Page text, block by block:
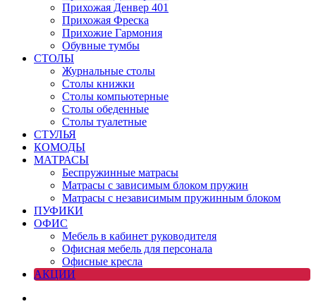
Прихожая Денвер 401
Прихожая Фреска
Прихожие Гармония
Обувные тумбы
СТОЛЫ
Журнальные столы
Столы книжки
Столы компьютерные
Столы обеденные
Столы туалетные
СТУЛЬЯ
КОМОДЫ
МАТРАСЫ
Беспружинные матрасы
Матрасы с зависимым блоком пружин
Матрасы с независимым пружинным блоком
ПУФИКИ
ОФИС
Мебель в кабинет руководителя
Офисная мебель для персонала
Офисные кресла
АКЦИИ